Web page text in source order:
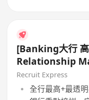
[Banking大行
Relationship
Recruit Express
全行最高+最透